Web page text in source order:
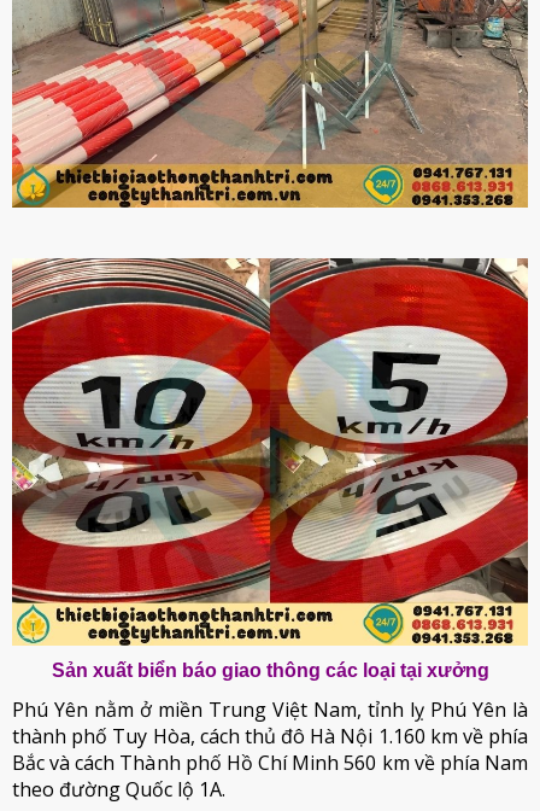
Sản xuất biển báo giao thông các loại tại xưởng
Phú Yên nằm ở miền Trung Việt Nam, tỉnh lỵ Phú Yên là
thành phố Tuy Hòa, cách thủ đô Hà Nội 1.160 km về phía
Bắc và cách Thành phố Hồ Chí Minh 560 km về phía Nam
theo đường Quốc lộ 1A.